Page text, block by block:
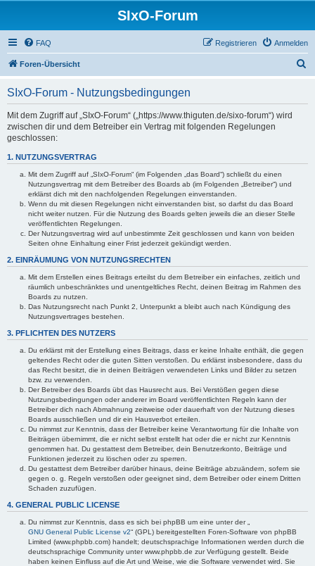
SIxO-Forum
FAQ Anmelden
Registrieren
Foren-Übersicht
SIxO-Forum - Nutzungsbedingungen
Mit dem Zugriff auf „SIxO-Forum“ („https://www.thiguten.de/sixo-forum“) wird
zwischen dir und dem Betreiber ein Vertrag mit folgenden Regelungen
geschlossen:
1. NUTZUNGSVERTRAG
Mit dem Zugriff auf „SIxO-Forum“ (im Folgenden „das Board“) schließt du einen
Nutzungsvertrag mit dem Betreiber des Boards ab (im Folgenden „Betreiber“) und
erklärst dich mit den nachfolgenden Regelungen einverstanden.
Wenn du mit diesen Regelungen nicht einverstanden bist, so darfst du das Board
nicht weiter nutzen. Für die Nutzung des Boards gelten jeweils die an dieser Stelle
veröffentlichten Regelungen.
Der Nutzungsvertrag wird auf unbestimmte Zeit geschlossen und kann von beiden
Seiten ohne Einhaltung einer Frist jederzeit gekündigt werden.
2. EINRÄUMUNG VON NUTZUNGSRECHTEN
Mit dem Erstellen eines Beitrags erteilst du dem Betreiber ein einfaches, zeitlich und
räumlich unbeschränktes und unentgeltliches Recht, deinen Beitrag im Rahmen des
Boards zu nutzen.
Das Nutzungsrecht nach Punkt 2, Unterpunkt a bleibt auch nach Kündigung des
Nutzungsvertrages bestehen.
3. PFLICHTEN DES NUTZERS
Du erklärst mit der Erstellung eines Beitrags, dass er keine Inhalte enthält, die gegen
geltendes Recht oder die guten Sitten verstoßen. Du erklärst insbesondere, dass du
das Recht besitzt, die in deinen Beiträgen verwendeten Links und Bilder zu setzen
bzw. zu verwenden.
Der Betreiber des Boards übt das Hausrecht aus. Bei Verstößen gegen diese
Nutzungsbedingungen oder anderer im Board veröffentlichten Regeln kann der
Betreiber dich nach Abmahnung zeitweise oder dauerhaft von der Nutzung dieses
Boards ausschließen und dir ein Hausverbot erteilen.
Du nimmst zur Kenntnis, dass der Betreiber keine Verantwortung für die Inhalte von
Beiträgen übernimmt, die er nicht selbst erstellt hat oder die er nicht zur Kenntnis
genommen hat. Du gestattest dem Betreiber, dein Benutzerkonto, Beiträge und
Funktionen jederzeit zu löschen oder zu sperren.
Du gestattest dem Betreiber darüber hinaus, deine Beiträge abzuändern, sofern sie
gegen o. g. Regeln verstoßen oder geeignet sind, dem Betreiber oder einem Dritten
Schaden zuzufügen.
4. GENERAL PUBLIC LICENSE
Du nimmst zur Kenntnis, dass es sich bei phpBB um eine unter der „
GNU General Public License v2“ (GPL) bereitgestellten Foren-Software von phpBB
Limited (www.phpbb.com) handelt; deutschsprachige Informationen werden durch die
deutschsprachige Community unter www.phpbb.de zur Verfügung gestellt. Beide
haben keinen Einfluss auf die Art und Weise, wie die Software verwendet wird. Sie